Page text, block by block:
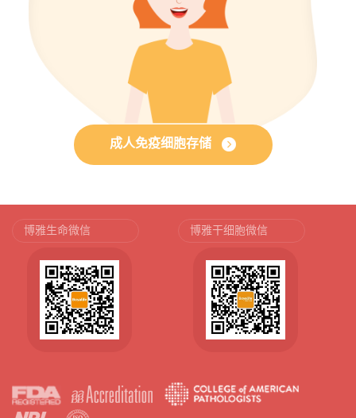
成人免疫细胞存储
博雅生命微信 博雅干细胞微信